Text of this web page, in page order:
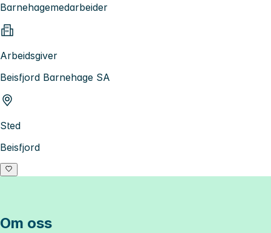
Barnehagemedarbeider
Arbeidsgiver
Beisfjord Barnehage SA
Sted
Beisfjord
Om oss